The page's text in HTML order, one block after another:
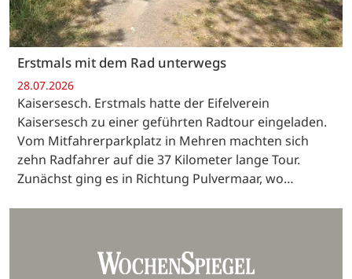
Erstmals mit dem Rad unterwegs
28.07.2026
Kaisersesch. Erstmals hatte der Eifelverein
Kaisersesch zu einer geführten Radtour eingeladen.
Vom Mitfahrerparkplatz in Mehren machten sich
zehn Radfahrer auf die 37 Kilometer lange Tour.
Zunächst ging es in Richtung Pulvermaar, wo…